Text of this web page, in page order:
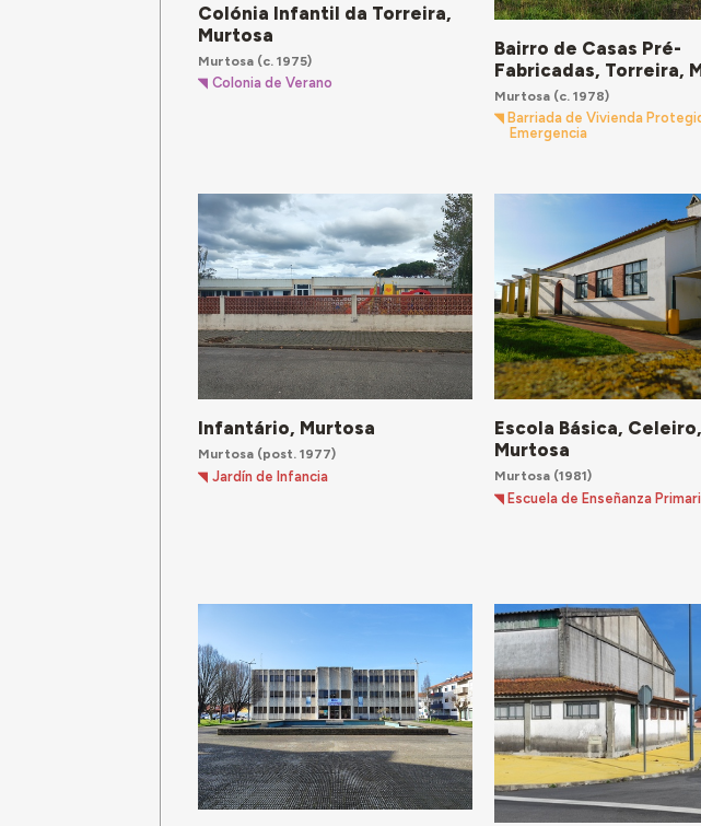
Colónia Infantil da Torreira,
Murtosa
Murtosa (c. 1975)
Colonia de Verano
Bairro de Casas Pré-
Fabricadas, Torreira,
Murtosa(c. 1978)
Barriada de Vivienda
Emergencia
Infantário, Murtosa
Murtosa (post. 1977)
Jardín de Infancia
Escola Básica, Celeiro,
Murtosa
Murtosa(1981)
Escuela de Enseñanza